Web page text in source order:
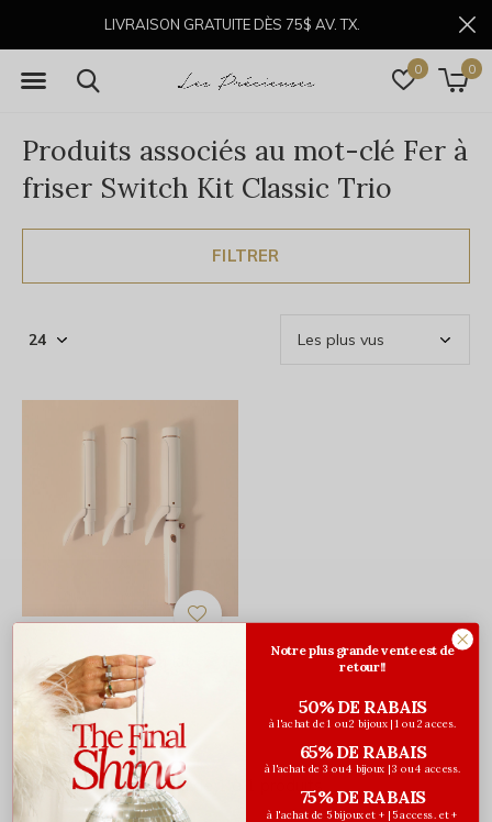
0 0
LIVRAISON GRATUITE DÈS 75$ AV. TX.
Produits associés au mot-clé Fer à
friser Switch Kit Classic Trio
FILTRER
Fer à friser Switch kit
Classic Trio
499,99$CA
Avant les taxes
Vu de 1 à 1 produits
Notre plus grande vente est de
retour!!
50% DE RABAIS
à l'achat de 1 ou 2 bijoux | 1 ou 2 acces.
65% DE RABAIS
à l'achat de 3 ou 4 bijoux | 3 ou 4 access.
75% DE RABAIS
à l'achat de 5 bijoux et + | 5 access. et +